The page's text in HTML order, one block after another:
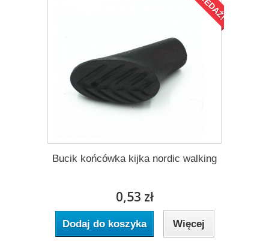
Bucik końcówka kijka nordic walking
0,53 zł
Dodaj do koszyka Więcej